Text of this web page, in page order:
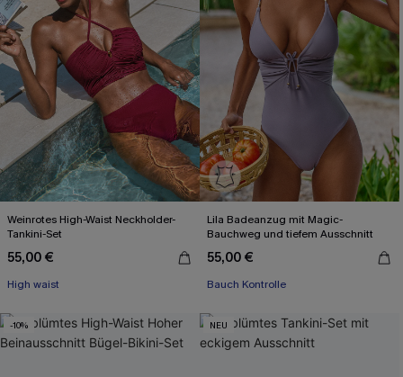
Weinrotes High-Waist Neckholder-
Tankini-Set
55,00 €
High waist
Lila Badeanzug mit Magic-
Bauchweg und tiefem Ausschnitt
55,00 €
Bauch Kontrolle
-10% NEU